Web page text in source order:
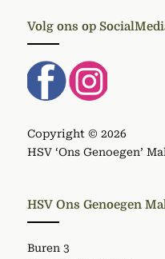
Volg ons op
Copyright © 2026
HSV ‘Ons Genoegen’
HSV Ons Genoegen
Buren 3